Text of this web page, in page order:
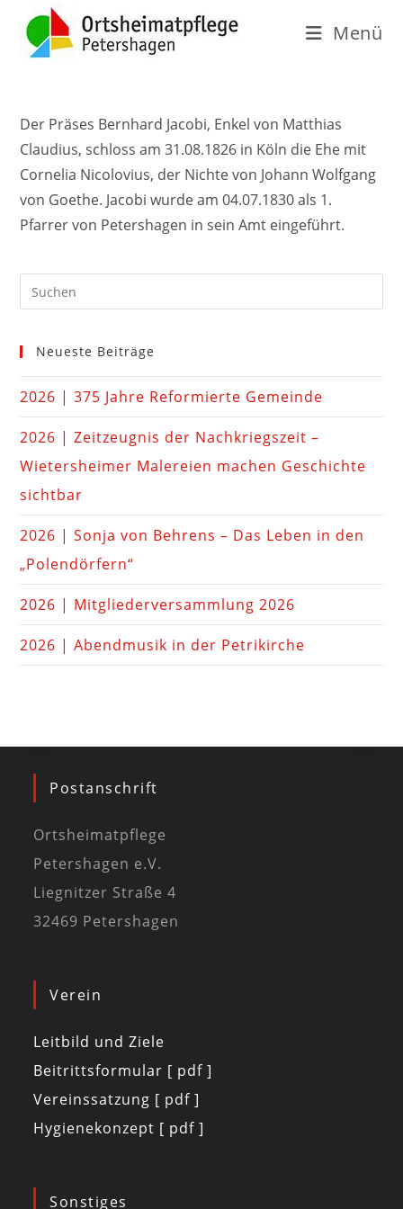
Menü
Der Präses Bernhard Jacobi, Enkel von Matthias
Claudius, schloss am 31.08.1826 in Köln die Ehe mit
Cornelia Nicolovius, der Nichte von Johann Wolfgang
von Goethe. Jacobi wurde am 04.07.1830 als 1.
Pfarrer von Petershagen in sein Amt eingeführt.
Neueste Beiträge
2026 | 375 Jahre Reformierte Gemeinde
2026 | Zeitzeugnis der Nachkriegszeit –
Wietersheimer Malereien machen Geschichte
sichtbar
2026 | Sonja von Behrens – Das Leben in den
„Polendörfern“
2026 | Mitgliederversammlung 2026
2026 | Abendmusik in der Petrikirche
Postanschrift
Ortsheimatpflege
Petershagen e.V.
Liegnitzer Straße 4
32469 Petershagen
Verein
Leitbild und Ziele
Beitrittsformular [ pdf ]
Vereinssatzung [ pdf ]
Hygienekonzept [ pdf ]
Sonstiges